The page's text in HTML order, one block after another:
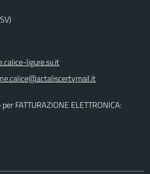
FATTURAZIONE ELETTRONICA: